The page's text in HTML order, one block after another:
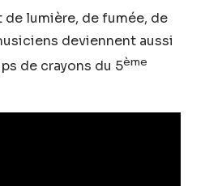
de lumière, de fumée, de
deviennent aussi
de crayons du 5ème